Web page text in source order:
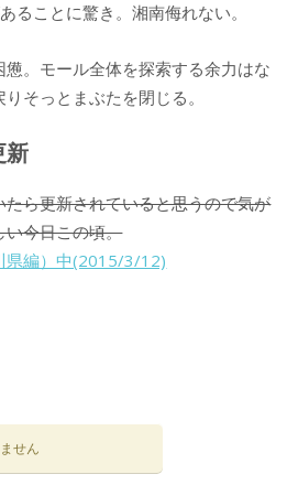
ることに驚き。湘南侮れない。
。モール全体を探索する余力はな
そっとまぶたを閉じる。
新
ら更新されていると思うので気が
い今日この頃。
県編）中(2015/3/12)
せん